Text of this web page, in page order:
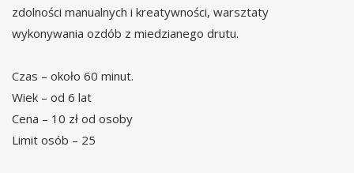
zdolności manualnych i kreatywności, warsztaty
wykonywania ozdób z miedzianego drutu.
Czas – około 60 minut.
Wiek – od 6 lat
Cena – 10 zł od osoby
Limit osób – 25